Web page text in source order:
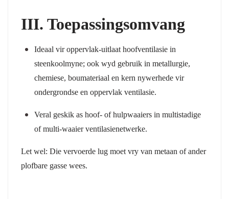
III. Toepassingsomvang
Ideaal vir oppervlak-uitlaat hoofventilasie in
steenkoolmyne; ook wyd gebruik in metallurgie,
chemiese, boumateriaal en kern nywerhede vir
ondergrondse en oppervlak ventilasie.
Veral geskik as hoof- of hulpwaaiers in multistadige
of multi-waaier ventilasienetwerke.
Let wel: Die vervoerde lug moet vry van metaan of ander
plofbare gasse wees.